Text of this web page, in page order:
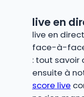
live en
live en
face-à-
: tout savoir
ensuite à
score live